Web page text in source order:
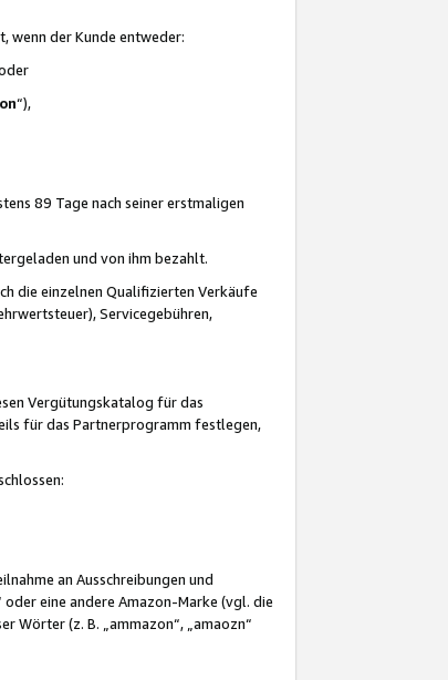
wenn der Kunde entweder:
“),
89 Tage nach seiner erstmaligen
und von ihm bezahlt.
die einzelnen Qualifizierten Verkäufe
Servicegebühren,
Vergütungskatalog für das
für das Partnerprogramm festlegen,
an Ausschreibungen und
eine andere Amazon-Marke (vgl. die
Wörter (z. B. „ammazon“, „amaozn“